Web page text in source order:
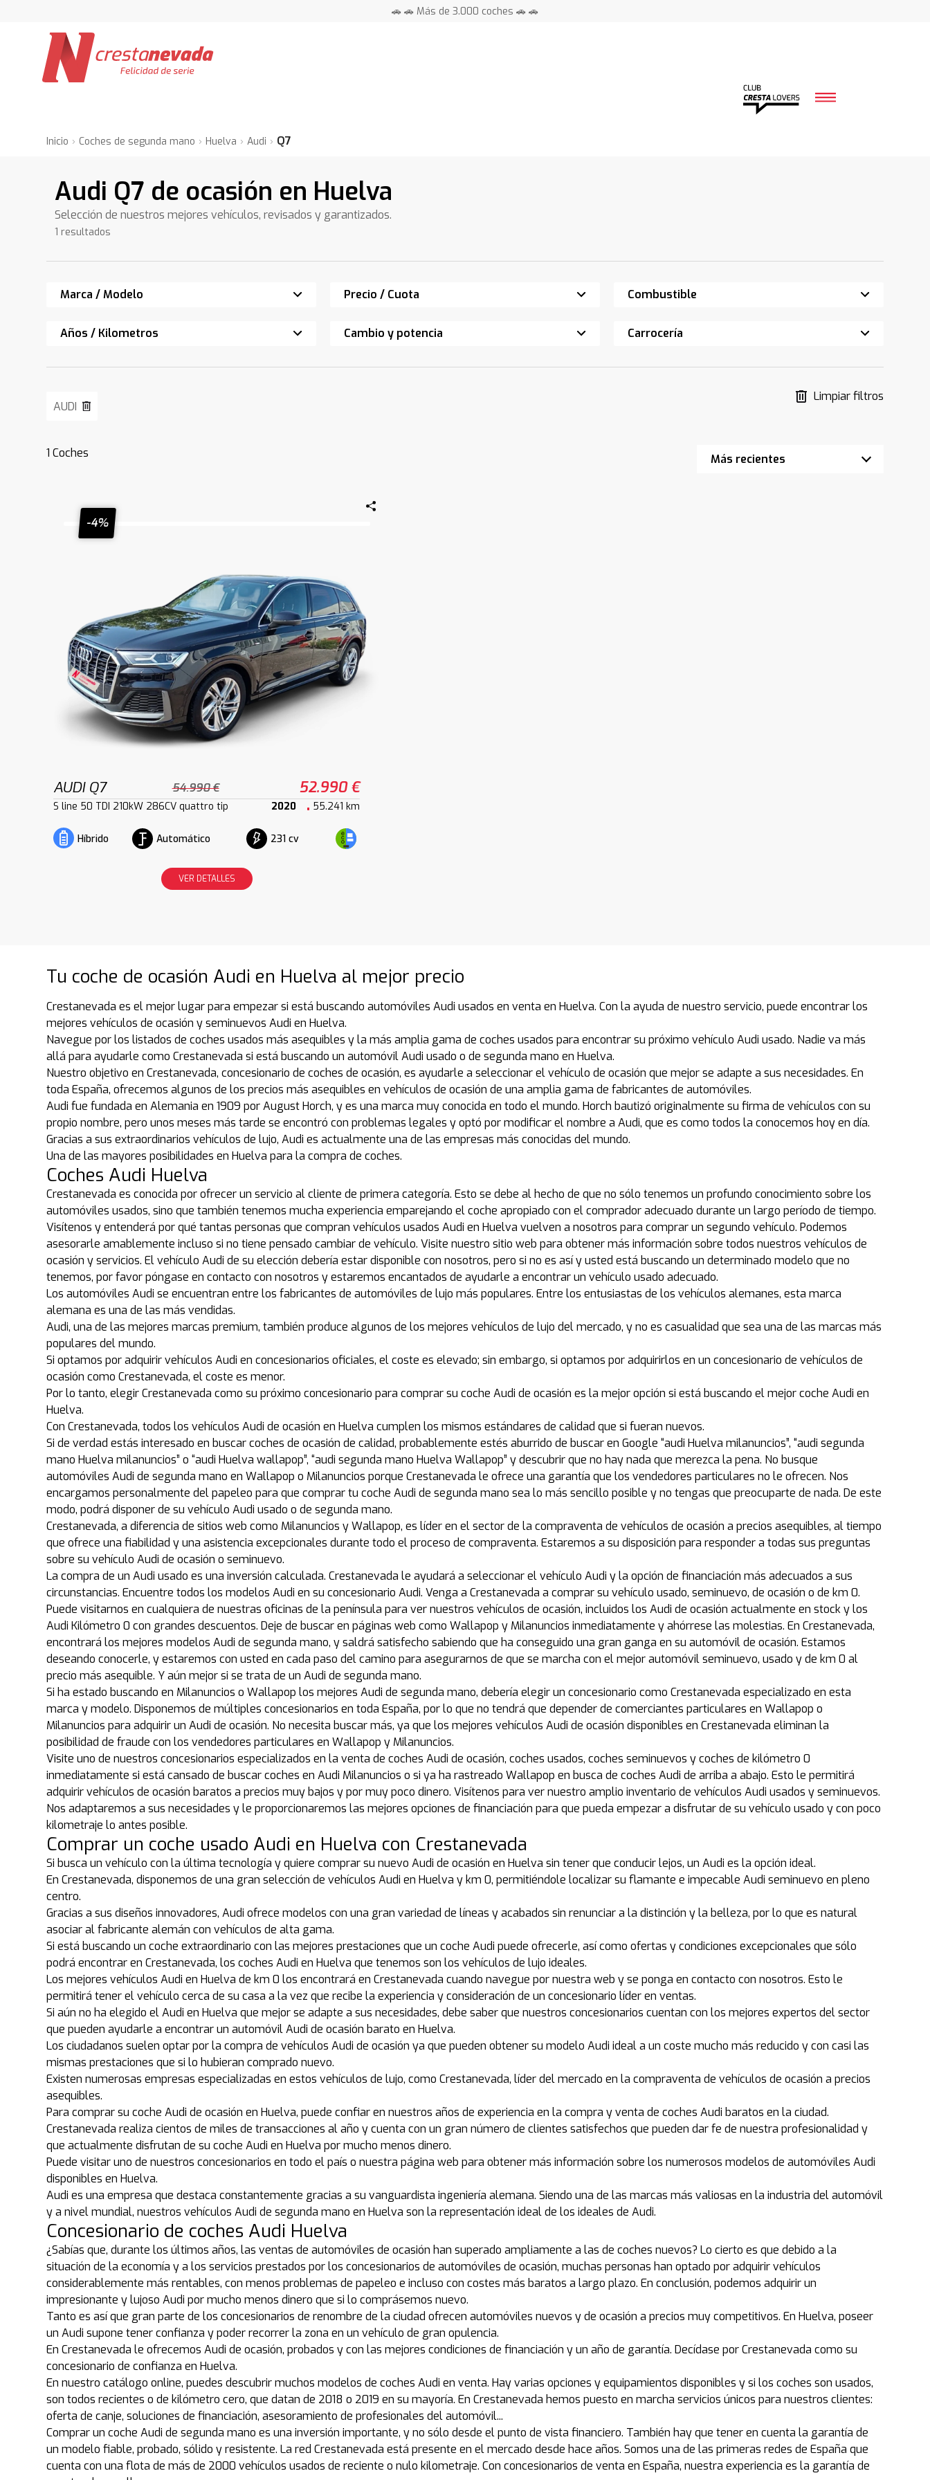
🚗 🚗 Más de 3.000 coches 🚗 🚗
Inicio Coches de segunda mano Huelva Audi Q7
Audi Q7 de ocasión en Huelva
Selección de nuestros mejores vehículos, revisados y garantizados.
1 resultados
Marca / Modelo Precio / Cuota Combustible
Años / Kilometros Cambio y potencia Carrocería
AUDI
Limpiar filtros
1 Coches
-4%
AUDI Q7 54.990 € 52.990 €
S line 50 TDI 210kW 286CV quattro tip 2020 55.241 km
Híbrido Automático 231 cv
VER DETALLES
Tu coche de ocasión Audi en Huelva al mejor precio
Crestanevada es el mejor lugar para empezar si está buscando automóviles Audi usados en venta en Huelva. Con la ayuda de nuestro servicio, puede encontrar los
mejores vehículos de ocasión y seminuevos Audi en Huelva.
Navegue por los listados de coches usados más asequibles y la más amplia gama de coches usados para encontrar su próximo vehículo Audi usado. Nadie va más
allá para ayudarle como Crestanevada si está buscando un automóvil Audi usado o de segunda mano en Huelva.
Nuestro objetivo en Crestanevada, concesionario de coches de ocasión, es ayudarle a seleccionar el vehículo de ocasión que mejor se adapte a sus necesidades. En
toda España, ofrecemos algunos de los precios más asequibles en vehículos de ocasión de una amplia gama de fabricantes de automóviles.
Audi fue fundada en Alemania en 1909 por August Horch, y es una marca muy conocida en todo el mundo. Horch bautizó originalmente su firma de vehículos con su
propio nombre, pero unos meses más tarde se encontró con problemas legales y optó por modificar el nombre a Audi, que es como todos la conocemos hoy en día.
Gracias a sus extraordinarios vehículos de lujo, Audi es actualmente una de las empresas más conocidas del mundo.
Una de las mayores posibilidades en Huelva para la compra de coches.
Coches Audi Huelva
Crestanevada es conocida por ofrecer un servicio al cliente de primera categoría. Esto se debe al hecho de que no sólo tenemos un profundo conocimiento sobre los
automóviles usados, sino que también tenemos mucha experiencia emparejando el coche apropiado con el comprador adecuado durante un largo período de tiempo.
Visítenos y entenderá por qué tantas personas que compran vehículos usados Audi en Huelva vuelven a nosotros para comprar un segundo vehículo. Podemos
asesorarle amablemente incluso si no tiene pensado cambiar de vehículo. Visite nuestro sitio web para obtener más información sobre todos nuestros vehículos de
ocasión y servicios. El vehículo Audi de su elección debería estar disponible con nosotros, pero si no es así y usted está buscando un determinado modelo que no
tenemos, por favor póngase en contacto con nosotros y estaremos encantados de ayudarle a encontrar un vehículo usado adecuado.
Los automóviles Audi se encuentran entre los fabricantes de automóviles de lujo más populares. Entre los entusiastas de los vehículos alemanes, esta marca
alemana es una de las más vendidas.
Audi, una de las mejores marcas premium, también produce algunos de los mejores vehículos de lujo del mercado, y no es casualidad que sea una de las marcas más
populares del mundo.
Si optamos por adquirir vehículos Audi en concesionarios oficiales, el coste es elevado; sin embargo, si optamos por adquirirlos en un concesionario de vehículos de
ocasión como Crestanevada, el coste es menor.
Por lo tanto, elegir Crestanevada como su próximo concesionario para comprar su coche Audi de ocasión es la mejor opción si está buscando el mejor coche Audi en
Huelva.
Con Crestanevada, todos los vehículos Audi de ocasión en Huelva cumplen los mismos estándares de calidad que si fueran nuevos.
Si de verdad estás interesado en buscar coches de ocasión de calidad, probablemente estés aburrido de buscar en Google “audi Huelva milanuncios”, “audi segunda
mano Huelva milanuncios” o “audi Huelva wallapop”, “audi segunda mano Huelva Wallapop” y descubrir que no hay nada que merezca la pena. No busque
automóviles Audi de segunda mano en Wallapop o Milanuncios porque Crestanevada le ofrece una garantía que los vendedores particulares no le ofrecen. Nos
encargamos personalmente del papeleo para que comprar tu coche Audi de segunda mano sea lo más sencillo posible y no tengas que preocuparte de nada. De este
modo, podrá disponer de su vehículo Audi usado o de segunda mano.
Crestanevada, a diferencia de sitios web como Milanuncios y Wallapop, es líder en el sector de la compraventa de vehículos de ocasión a precios asequibles, al tiempo
que ofrece una fiabilidad y una asistencia excepcionales durante todo el proceso de compraventa. Estaremos a su disposición para responder a todas sus preguntas
sobre su vehículo Audi de ocasión o seminuevo.
La compra de un Audi usado es una inversión calculada. Crestanevada le ayudará a seleccionar el vehículo Audi y la opción de financiación más adecuados a sus
circunstancias. Encuentre todos los modelos Audi en su concesionario Audi. Venga a Crestanevada a comprar su vehículo usado, seminuevo, de ocasión o de km 0.
Puede visitarnos en cualquiera de nuestras oficinas de la península para ver nuestros vehículos de ocasión, incluidos los Audi de ocasión actualmente en stock y los
Audi Kilómetro 0 con grandes descuentos. Deje de buscar en páginas web como Wallapop y Milanuncios inmediatamente y ahórrese las molestias. En Crestanevada,
encontrará los mejores modelos Audi de segunda mano, y saldrá satisfecho sabiendo que ha conseguido una gran ganga en su automóvil de ocasión. Estamos
deseando conocerle, y estaremos con usted en cada paso del camino para asegurarnos de que se marcha con el mejor automóvil seminuevo, usado y de km 0 al
precio más asequible. Y aún mejor si se trata de un Audi de segunda mano.
Si ha estado buscando en Milanuncios o Wallapop los mejores Audi de segunda mano, debería elegir un concesionario como Crestanevada especializado en esta
marca y modelo. Disponemos de múltiples concesionarios en toda España, por lo que no tendrá que depender de comerciantes particulares en Wallapop o
Milanuncios para adquirir un Audi de ocasión. No necesita buscar más, ya que los mejores vehículos Audi de ocasión disponibles en Crestanevada eliminan la
posibilidad de fraude con los vendedores particulares en Wallapop y Milanuncios.
Visite uno de nuestros concesionarios especializados en la venta de coches Audi de ocasión, coches usados, coches seminuevos y coches de kilómetro 0
inmediatamente si está cansado de buscar coches en Audi Milanuncios o si ya ha rastreado Wallapop en busca de coches Audi de arriba a abajo. Esto le permitirá
adquirir vehículos de ocasión baratos a precios muy bajos y por muy poco dinero. Visítenos para ver nuestro amplio inventario de vehículos Audi usados y seminuevos.
Nos adaptaremos a sus necesidades y le proporcionaremos las mejores opciones de financiación para que pueda empezar a disfrutar de su vehículo usado y con poco
kilometraje lo antes posible.
Comprar un coche usado Audi en Huelva con Crestanevada
Si busca un vehículo con la última tecnología y quiere comprar su nuevo Audi de ocasión en Huelva sin tener que conducir lejos, un Audi es la opción ideal.
En Crestanevada, disponemos de una gran selección de vehículos Audi en Huelva y km 0, permitiéndole localizar su flamante e impecable Audi seminuevo en pleno
centro.
Gracias a sus diseños innovadores, Audi ofrece modelos con una gran variedad de líneas y acabados sin renunciar a la distinción y la belleza, por lo que es natural
asociar al fabricante alemán con vehículos de alta gama.
Si está buscando un coche extraordinario con las mejores prestaciones que un coche Audi puede ofrecerle, así como ofertas y condiciones excepcionales que sólo
podrá encontrar en Crestanevada, los coches Audi en Huelva que tenemos son los vehículos de lujo ideales.
Los mejores vehículos Audi en Huelva de km 0 los encontrará en Crestanevada cuando navegue por nuestra web y se ponga en contacto con nosotros. Esto le
permitirá tener el vehículo cerca de su casa a la vez que recibe la experiencia y consideración de un concesionario líder en ventas.
Si aún no ha elegido el Audi en Huelva que mejor se adapte a sus necesidades, debe saber que nuestros concesionarios cuentan con los mejores expertos del sector
que pueden ayudarle a encontrar un automóvil Audi de ocasión barato en Huelva.
Los ciudadanos suelen optar por la compra de vehículos Audi de ocasión ya que pueden obtener su modelo Audi ideal a un coste mucho más reducido y con casi las
mismas prestaciones que si lo hubieran comprado nuevo.
Existen numerosas empresas especializadas en estos vehículos de lujo, como Crestanevada, líder del mercado en la compraventa de vehículos de ocasión a precios
asequibles.
Para comprar su coche Audi de ocasión en Huelva, puede confiar en nuestros años de experiencia en la compra y venta de coches Audi baratos en la ciudad.
Crestanevada realiza cientos de miles de transacciones al año y cuenta con un gran número de clientes satisfechos que pueden dar fe de nuestra profesionalidad y
que actualmente disfrutan de su coche Audi en Huelva por mucho menos dinero.
Puede visitar uno de nuestros concesionarios en todo el país o nuestra página web para obtener más información sobre los numerosos modelos de automóviles Audi
disponibles en Huelva.
Audi es una empresa que destaca constantemente gracias a su vanguardista ingeniería alemana. Siendo una de las marcas más valiosas en la industria del automóvil
y a nivel mundial, nuestros vehículos Audi de segunda mano en Huelva son la representación ideal de los ideales de Audi.
Concesionario de coches Audi Huelva
¿Sabías que, durante los últimos años, las ventas de automóviles de ocasión han superado ampliamente a las de coches nuevos? Lo cierto es que debido a la
situación de la economía y a los servicios prestados por los concesionarios de automóviles de ocasión, muchas personas han optado por adquirir vehículos
considerablemente más rentables, con menos problemas de papeleo e incluso con costes más baratos a largo plazo. En conclusión, podemos adquirir un
impresionante y lujoso Audi por mucho menos dinero que si lo comprásemos nuevo.
Tanto es así que gran parte de los concesionarios de renombre de la ciudad ofrecen automóviles nuevos y de ocasión a precios muy competitivos. En Huelva, poseer
un Audi supone tener confianza y poder recorrer la zona en un vehículo de gran opulencia.
En Crestanevada le ofrecemos Audi de ocasión, probados y con las mejores condiciones de financiación y un año de garantía. Decídase por Crestanevada como su
concesionario de confianza en Huelva.
En nuestro catálogo online, puedes descubrir muchos modelos de coches Audi en venta. Hay varias opciones y equipamientos disponibles y si los coches son usados,
son todos recientes o de kilómetro cero, que datan de 2018 o 2019 en su mayoría. En Crestanevada hemos puesto en marcha servicios únicos para nuestros clientes:
oferta de canje, soluciones de financiación, asesoramiento de profesionales del automóvil...
Comprar un coche Audi de segunda mano es una inversión importante, y no sólo desde el punto de vista financiero. También hay que tener en cuenta la garantía de
un modelo fiable, probado, sólido y resistente. La red Crestanevada está presente en el mercado desde hace años. Somos una de las primeras redes de España que
cuenta con una flota de más de 2000 vehículos usados de reciente o nulo kilometraje. Con concesionarios de venta en España, nuestra experiencia es la garantía de